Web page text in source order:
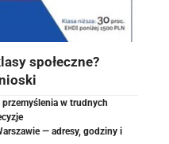
społeczne?
w trudnych
— adresy, godziny i